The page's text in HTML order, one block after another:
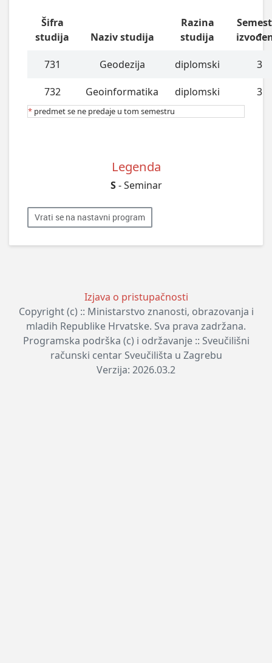
Šifra
studija
Naziv studija
Razina
studija
731 Geodezija diplomski 3
732 Geoinformatika diplomski 3
* predmet se ne predaje u tom semestru
Legenda
S- Seminar
Vrati se na nastavni program
Izjava o pristupačnosti
Copyright (c) :: Ministarstvo znanosti, obrazovanja i
mladih Republike Hrvatske. Sva prava zadržana.
Programska podrška (c) i održavanje :: Sveučilišni
računski centar Sveučilišta u Zagrebu
Verzija: 2026.03.2